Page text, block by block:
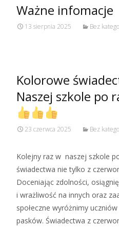
Ważne infomacje
13 sierpnia 2025 Bez
Kolorowe
Naszej szkole po
23 czerwca 2025 Bez
Kolejny raz w naszej szkole
świadectwa nie tylko z
Doceniając zdolności,
i wrażliwość na innych oraz
społeczne wyróżnimy
pasków. Świadectwa z